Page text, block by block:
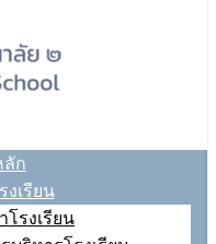
ลัก
งเรียน
โรงเรียน